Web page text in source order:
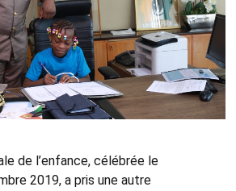
de l’enfance, célébrée le
2019, a pris une autre